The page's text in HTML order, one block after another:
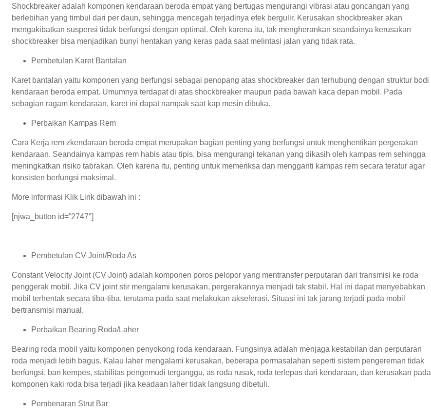
Shockbreaker adalah komponen kendaraan beroda empat yang bertugas mengurangi vibrasi atau goncangan yang
berlebihan yang timbul dari per daun, sehingga mencegah terjadinya efek bergulir. Kerusakan shockbreaker akan
mengakibatkan suspensi tidak berfungsi dengan optimal. Oleh karena itu, tak mengherankan seandainya kerusakan
shockbreaker bisa menjadikan bunyi hentakan yang keras pada saat melintasi jalan yang tidak rata.
Pembetulan Karet Bantalan
Karet bantalan yaitu komponen yang berfungsi sebagai penopang atas shockbreaker dan terhubung dengan struktur bodi
kendaraan beroda empat. Umumnya terdapat di atas shockbreaker maupun pada bawah kaca depan mobil. Pada
sebagian ragam kendaraan, karet ini dapat nampak saat kap mesin dibuka.
Perbaikan Kampas Rem
Cara Kerja rem zkendaraan beroda empat merupakan bagian penting yang berfungsi untuk menghentikan pergerakan
kendaraan. Seandainya kampas rem habis atau tipis, bisa mengurangi tekanan yang dikasih oleh kampas rem sehingga
meningkatkan risiko tabrakan. Oleh karena itu, penting untuk memeriksa dan mengganti kampas rem secara teratur agar
konsisten berfungsi maksimal.
More informasi Klik Link dibawah ini :
[njwa_button id=”2747″]
Pembetulan CV Joint/Roda As
Constant Velocity Joint (CV Joint) adalah komponen poros pelopor yang mentransfer perputaran dari transmisi ke roda
penggerak mobil. Jika CV joint stir mengalami kerusakan, pergerakannya menjadi tak stabil. Hal ini dapat menyebabkan
mobil terhentak secara tiba-tiba, terutama pada saat melakukan akselerasi. Situasi ini tak jarang terjadi pada mobil
bertransmisi manual.
Perbaikan Bearing Roda/Laher
Bearing roda mobil yaitu komponen penyokong roda kendaraan. Fungsinya adalah menjaga kestabilan dan perputaran
roda menjadi lebih bagus. Kalau laher mengalami kerusakan, beberapa permasalahan seperti sistem pengereman tidak
berfungsi, ban kempes, stabilitas pengemudi terganggu, as roda rusak, roda terlepas dari kendaraan, dan kerusakan pada
komponen kaki roda bisa terjadi jika keadaan laher tidak langsung dibetuli.
Pembenaran Strut Bar